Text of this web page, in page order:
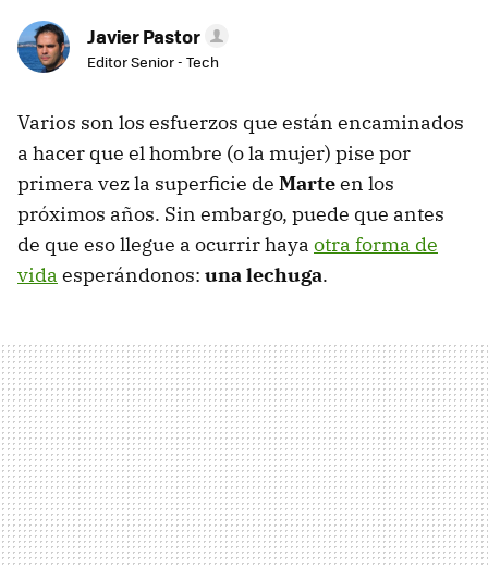
Javier Pastor
Editor Senior - Tech
Varios son los esfuerzos que están encaminados
a hacer que el hombre (o la mujer) pise por
primera vez la superficie de Marteen los
próximos años. Sin embargo, puede que antes
de que eso llegue a ocurrir haya otra forma de
vida esperándonos: una lechuga.